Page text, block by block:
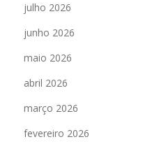
julho 2026
junho 2026
maio 2026
abril 2026
março 2026
fevereiro 2026